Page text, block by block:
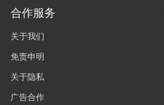
合作服务
关于我们
免责申明
关于隐私
广告合作